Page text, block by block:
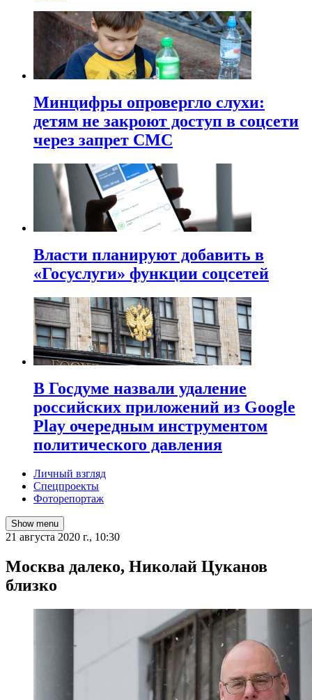
Минцифры опровергло слухи:
детям не закроют доступ в соцсети
через запрет СМС
Власти планируют добавить в
«Госуслуги» функции соцсетей
В Госдуме назвали удаление
российских приложений из Google
Play очередным инструментом
политического давления
Личный взгляд
Спецпроекты
Фоторепортаж
Show menu
21 августа 2020 г., 10:30
Москва далеко, Николай Цуканов
близко